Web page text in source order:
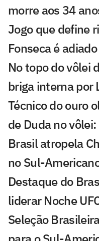
morre aos 34
Jogo que define
Fonseca é adiado
No topo do vôlei
briga interna por
Técnico do ouro
de Duda no
Brasil atropela
no Sul-
Destaque do
liderar Noche
Seleção